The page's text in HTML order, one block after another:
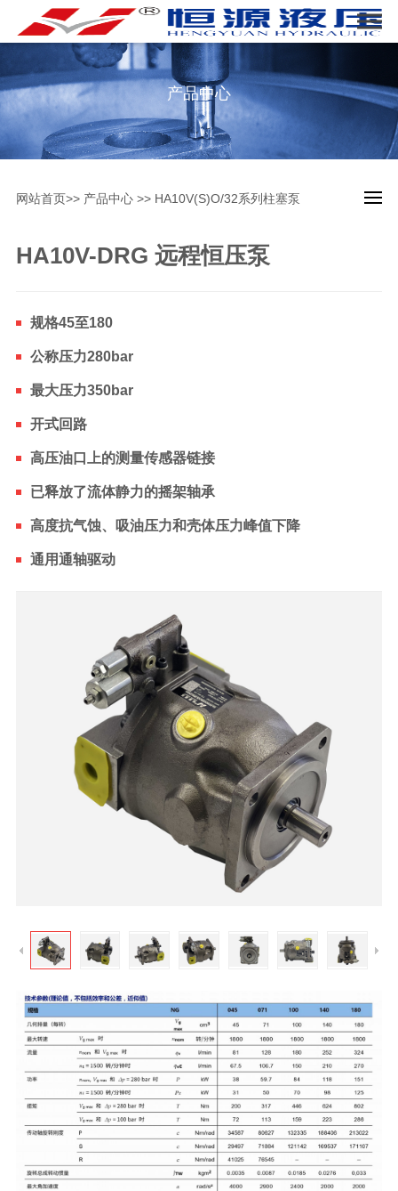
产品中心
网站首页>> 产品中心>> HA10V(S)O/32系列柱塞泵
HA10V-DRG 远程恒压泵
规格45至180
公称压力280bar
最大压力350bar
开式回路
高压油口上的测量传感器链接
已释放了流体静力的摇架轴承
高度抗气蚀、吸油压力和壳体压力峰值下降
通用通轴驱动